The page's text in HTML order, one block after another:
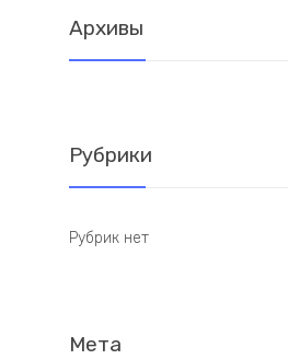
Архивы
Рубрики
Рубрик нет
Мета